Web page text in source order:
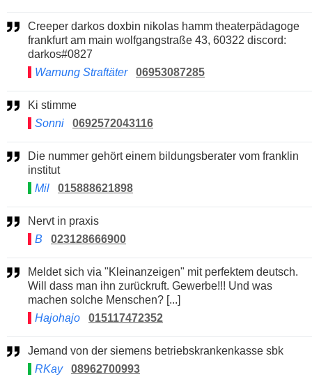
Creeper darkos doxbin nikolas hamm theaterpädagoge
frankfurt am main wolfgangstraße 43, 60322 discord:
darkos#0827
Warnung Straftäter
06953087285
Ki stimme
Sonni
0692572043116
Die nummer gehört einem bildungsberater vom franklin
institut
Mil
015888621898
Nervt in praxis
B
023128666900
Meldet sich via "Kleinanzeigen" mit perfektem deutsch.
Will dass man ihn zurückruft. Gewerbe!!! Und was
machen solche Menschen? [...]
Hajohajo
015117472352
Jemand von der siemens betriebskrankenkasse sbk
RKay
08962700993